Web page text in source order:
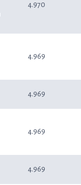
4.970
4.969
4.969
4.969
4.969